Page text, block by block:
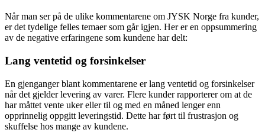
Når man ser på de ulike kommentarene om JYSK Norge fra kunder,
er det tydelige felles temaer som går igjen. Her er en oppsummering
av de negative erfaringene som kundene har delt:
Lang ventetid og forsinkelser
En gjenganger blant kommentarene er lang ventetid og forsinkelser
når det gjelder levering av varer. Flere kunder rapporterer om at de
har måttet vente uker eller til og med en måned lenger enn
opprinnelig oppgitt leveringstid. Dette har ført til frustrasjon og
skuffelse hos mange av kundene.